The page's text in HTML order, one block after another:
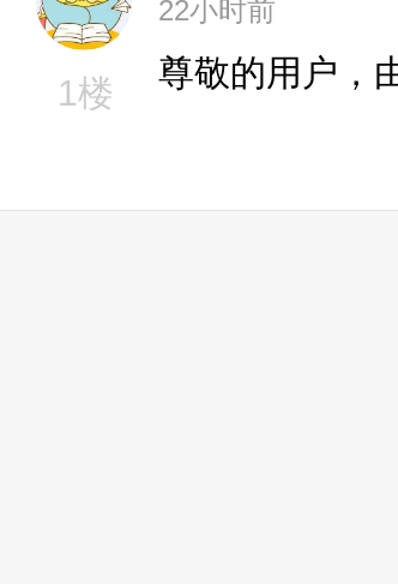
1楼
22小时前
尊敬的用户，